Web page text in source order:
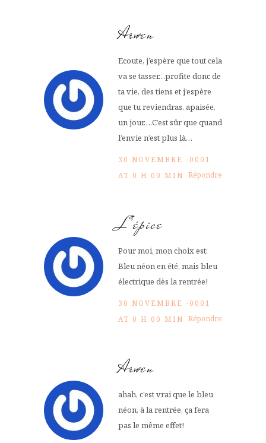
Arwen
Ecoute, j’espère que tout cela
va se tasser…profite donc de
ta vie, des tiens et j’espère
que tu reviendras, apaisée,
un jour….C’est sûr que quand
l’envie n’est plus là…
30 NOVEMBRE -0001
AT 0 H 00 MIN Répondre
L'épice
Pour moi, mon choix est:
Bleu néon en été, mais bleu
électrique dès la rentrée!
30 NOVEMBRE -0001
AT 0 H 00 MIN Répondre
Arwen
ahah, c’est vrai que le bleu
néon, à la rentrée, ça fera
pas le même effet!